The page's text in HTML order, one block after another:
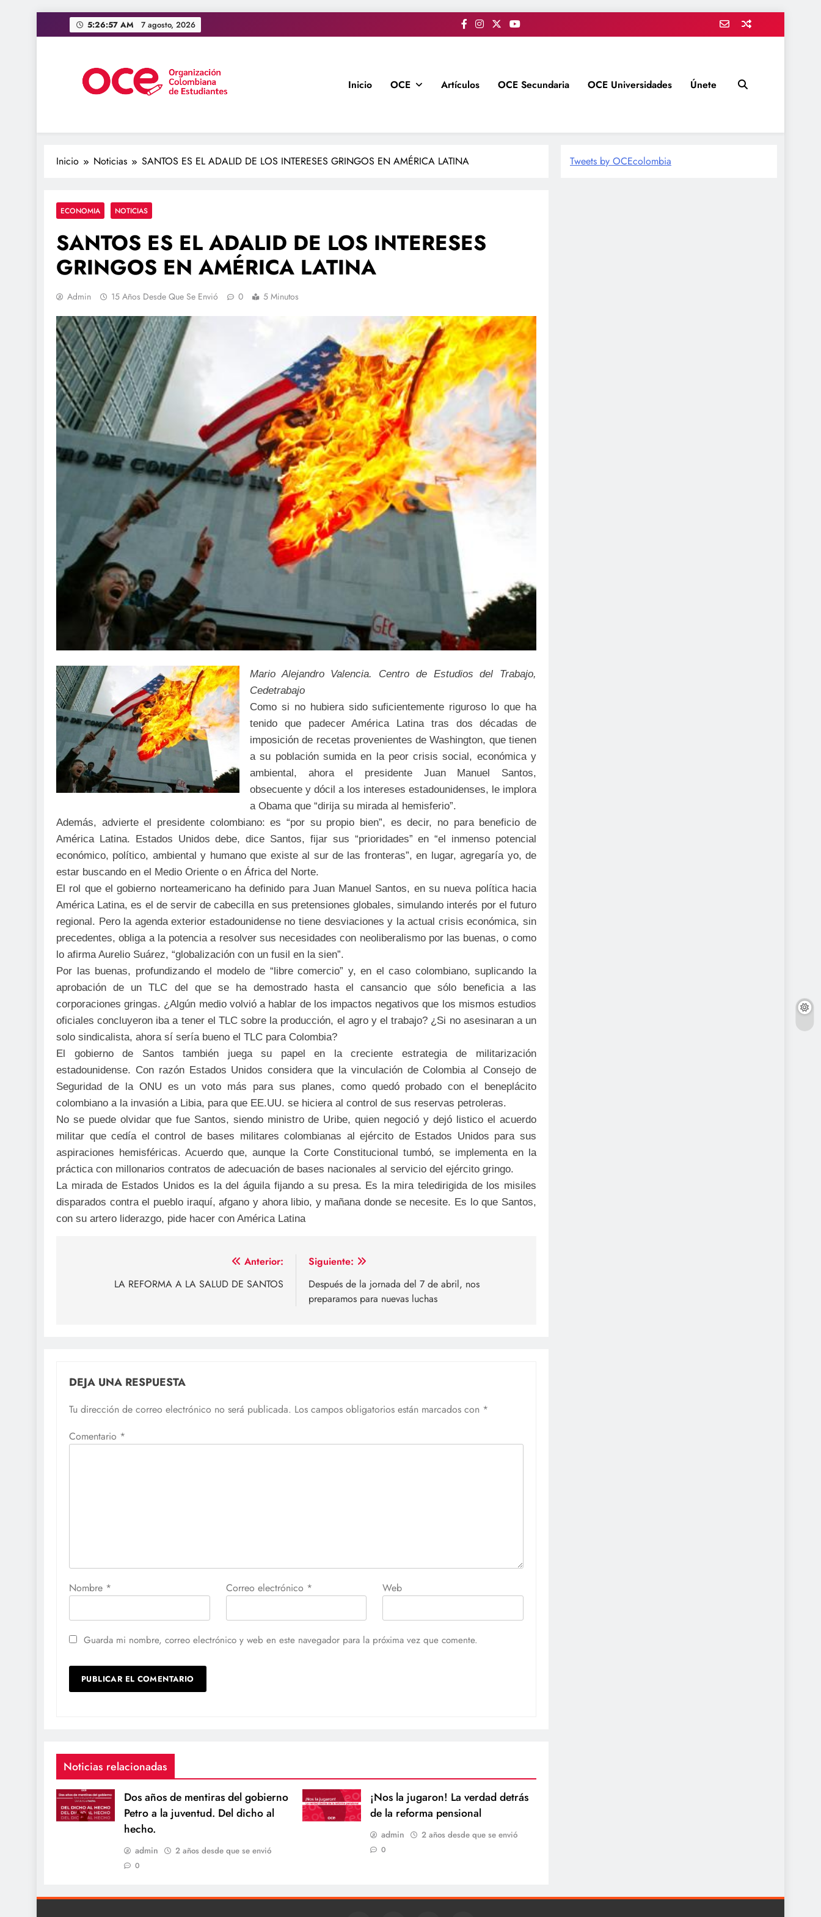
al
5:26:58 AM 7 agosto, 2026
OCE Colombia
Inicio OCE Artículos OCE Secundaria OCE Universidades Únete
Inicio Noticias SANTOS ES EL ADALID DE LOS INTERESES GRINGOS EN AMÉRICA LATINA
ECONOMIA NOTICIAS
SANTOS ES EL ADALID DE LOS INTERESES
GRINGOS EN AMÉRICA LATINA
Admin 15 Años Desde Que Se Envió 0 5 Minutos
Mario Alejandro Valencia. Centro de Estudios del Trabajo,
Cedetrabajo
Como si no hubiera sido suficientemente riguroso lo que ha
tenido que padecer América Latina tras dos décadas de
imposición de recetas provenientes de Washington, que tienen
a su población sumida en la peor crisis social, económica y
ambiental, ahora el presidente Juan Manuel Santos,
obsecuente y dócil a los intereses estadounidenses, le implora
a Obama que “dirija su mirada al hemisferio”.
Además, advierte el presidente colombiano: es “por su propio bien”, es decir, no para beneficio de
América Latina. Estados Unidos debe, dice Santos, fijar sus “prioridades” en “el inmenso potencial
económico, político, ambiental y humano que existe al sur de las fronteras”, en lugar, agregaría yo, de
estar buscando en el Medio Oriente o en África del Norte.
El rol que el gobierno norteamericano ha definido para Juan Manuel Santos, en su nueva política hacia
América Latina, es el de servir de cabecilla en sus pretensiones globales, simulando interés por el futuro
regional. Pero la agenda exterior estadounidense no tiene desviaciones y la actual crisis económica, sin
precedentes, obliga a la potencia a resolver sus necesidades con neoliberalismo por las buenas, o como
lo afirma Aurelio Suárez, “globalización con un fusil en la sien”.
Por las buenas, profundizando el modelo de “libre comercio” y, en el caso colombiano, suplicando la
aprobación de un TLC del que se ha demostrado hasta el cansancio que sólo beneficia a las
corporaciones gringas. ¿Algún medio volvió a hablar de los impactos negativos que los mismos estudios
oficiales concluyeron iba a tener el TLC sobre la producción, el agro y el trabajo? ¿Si no asesinaran a un
solo sindicalista, ahora sí sería bueno el TLC para Colombia?
El gobierno de Santos también juega su papel en la creciente estrategia de militarización
estadounidense. Con razón Estados Unidos considera que la vinculación de Colombia al Consejo de
Seguridad de la ONU es un voto más para sus planes, como quedó probado con el beneplácito
colombiano a la invasión a Libia, para que EE.UU. se hiciera al control de sus reservas petroleras.
No se puede olvidar que fue Santos, siendo ministro de Uribe, quien negoció y dejó listico el acuerdo
militar que cedía el control de bases militares colombianas al ejército de Estados Unidos para sus
aspiraciones hemisféricas. Acuerdo que, aunque la Corte Constitucional tumbó, se implementa en la
práctica con millonarios contratos de adecuación de bases nacionales al servicio del ejército gringo.
La mirada de Estados Unidos es la del águila fijando a su presa. Es la mira teledirigida de los misiles
disparados contra el pueblo iraquí, afgano y ahora libio, y mañana donde se necesite. Es lo que Santos,
con su artero liderazgo, pide hacer con América Latina
Anterior:
LA REFORMA A LA SALUD DE SANTOS
Siguiente:
Después de la jornada del 7 de abril, nos
preparamos para nuevas luchas
DEJA UNA RESPUESTA
Tu dirección de correo electrónico no será publicada. Los campos obligatorios están marcados con *
Comentario *
Nombre * Correo electrónico * Web
Guarda mi nombre, correo electrónico y web en este navegador para la próxima vez que comente.
Noticias relacionadas
Dos años de mentiras del gobierno
Petro a la juventud. Del dicho al
hecho.
admin 2 años desde que se envió
0
¡Nos la jugaron! La verdad detrás
de la reforma pensional
admin 2 años desde que se envió
0
Tweets by OCEcolombia